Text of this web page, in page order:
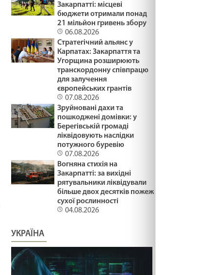
Закарпатті: місцеві
бюджети отримали понад
21 мільйон гривень збору
06.08.2026
Стратегічний альянс у
Карпатах: Закарпаття та
Угорщина розширюють
транскордонну співпрацю
для залучення
європейських грантів
07.08.2026
Зруйновані дахи та
пошкоджені домівки: у
Берегівській громаді
ліквідовують наслідки
потужного буревію
07.08.2026
Вогняна стихія на
Закарпатті: за вихідні
рятувальники ліквідували
більше двох десятків пожеж
сухої рослинності
04.08.2026
УКРАЇНА